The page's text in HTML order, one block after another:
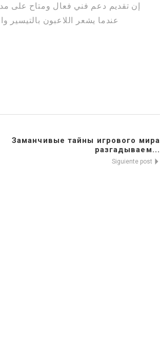
إن تقديم دعم فني فعال ومتاح على
عندما يشعر اللاعبون بالتيسير
Заманчивые тайны игрового мира
разгадываем...
Siguiente post